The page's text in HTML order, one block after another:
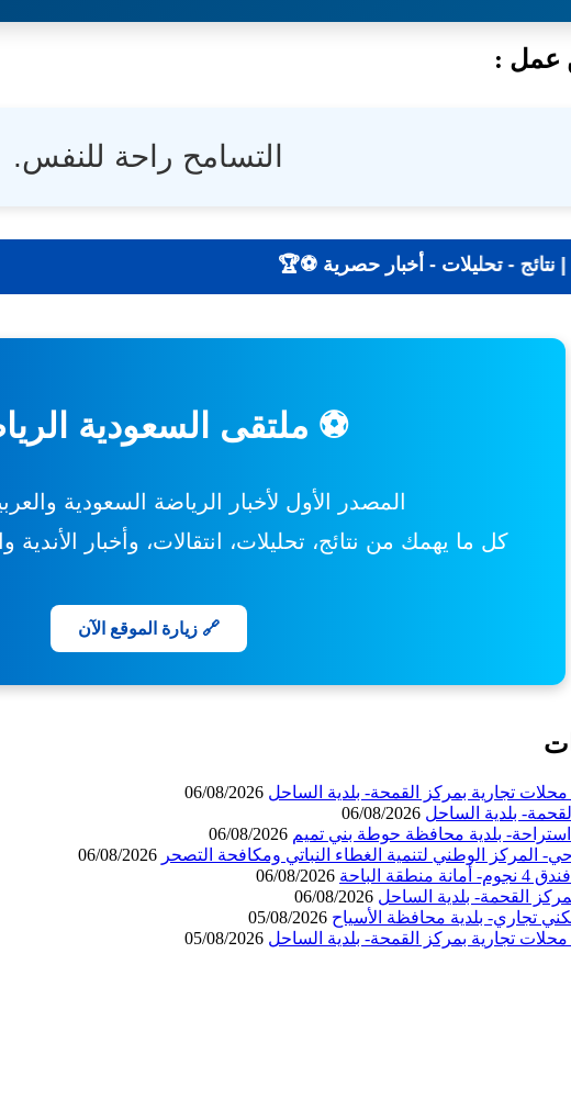
عمل :
التسامح راحة للنفس.
الرياضي | نتائج - تحليلات - أخبار حصرية ⚽🏆
⚽ ملتقى السعودية
المصدر الأول لأخبار الرياضة السعودية
كل ما يهمك من نتائج، تحليلات، انتقالات، وأخبار
🔗 زيارة الموقع الآن
تجارية بمركز القمحة- بلدية الساحل 06/08/2026
بلدية الساحل 06/08/2026
بلدية محافظة حوطة بني تميم 06/08/2026
المركز الوطني لتنمية الغطاء النباتي ومكافحة التصحر 06/08/2026
الباحة
06/08/2026
القحمة- بلدية الساحل 06/08/2026
تجاري- بلدية محافظة الأسياح 05/08/2026
تجارية بمركز القمحة- بلدية الساحل 05/08/2026